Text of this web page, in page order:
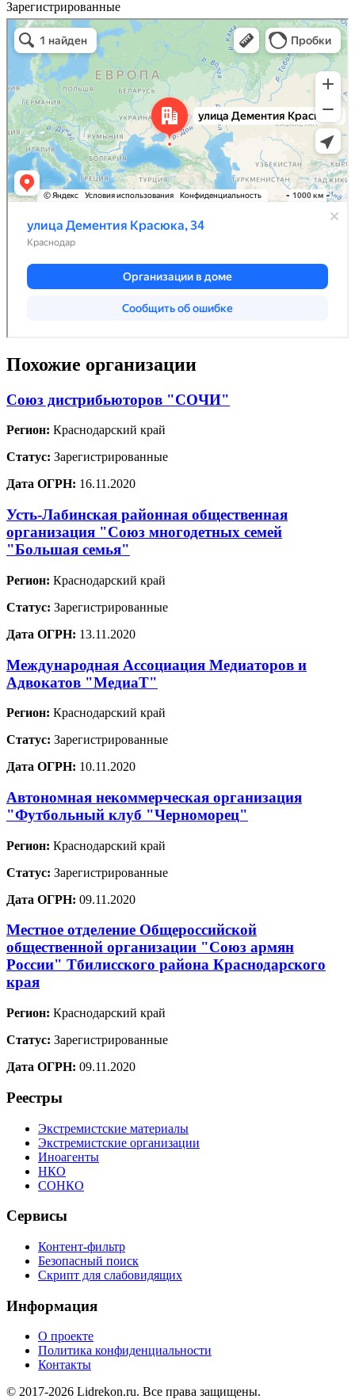
Зарегистрированные
Похожие организации
Союз дистрибьюторов "СОЧИ"
Регион: Краснодарский край
Статус: Зарегистрированные
Дата ОГРН: 16.11.2020
Усть-Лабинская районная общественная
организация "Союз многодетных семей
"Большая семья"
Регион: Краснодарский край
Статус: Зарегистрированные
Дата ОГРН: 13.11.2020
Международная Ассоциация Медиаторов и
Адвокатов "МедиаТ"
Регион: Краснодарский край
Статус: Зарегистрированные
Дата ОГРН: 10.11.2020
Автономная некоммерческая организация
"Футбольный клуб "Черноморец"
Регион: Краснодарский край
Статус: Зарегистрированные
Дата ОГРН: 09.11.2020
Местное отделение Общероссийской
общественной организации "Союз армян
России" Тбилисского района Краснодарского
края
Регион: Краснодарский край
Статус: Зарегистрированные
Дата ОГРН: 09.11.2020
Реестры
Экстремистские материалы
Экстремистские организации
Иноагенты
НКО
СОНКО
Сервисы
Контент-фильтр
Безопасный поиск
Скрипт для слабовидящих
Информация
О проекте
Политика конфиденциальности
Контакты
© 2017-2026 Lidrekon.ru. Все права защищены.